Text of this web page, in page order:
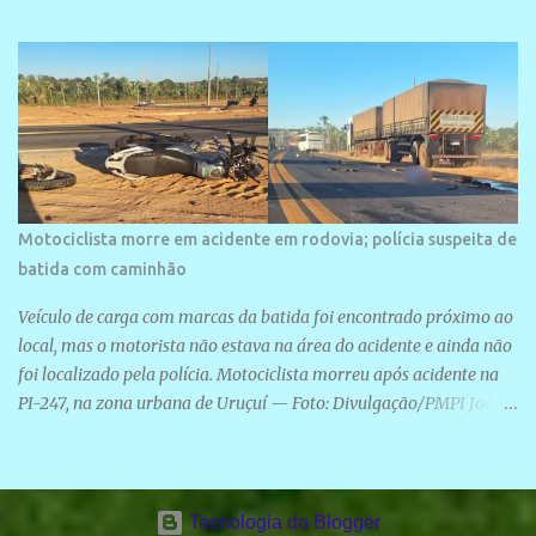
Motociclista morre em acidente em rodovia; polícia suspeita de
batida com caminhão
Veículo de carga com marcas da batida foi encontrado próximo ao
local, mas o motorista não estava na área do acidente e ainda não
foi localizado pela polícia. Motociclista morreu após acidente na
PI-247, na zona urbana de Uruçuí — Foto: Divulgação/PMPI João
A Polícia Militar informou que um caminhão com marcas de
colisão foi encontrado próximo ao local. Segundo o 10º Batalhão
Tecnologia do Blogger